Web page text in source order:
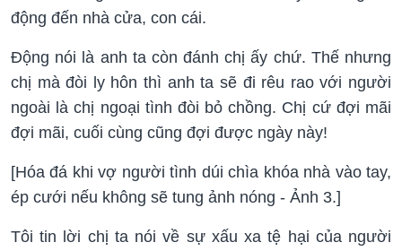
động đến nhà cửa, con cái.
Động nói là anh ta còn đánh chị ấy chứ. Thế nhưng
chị mà đòi ly hôn thì anh ta sẽ đi rêu rao với người
ngoài là chị ngoại tình đòi bỏ chồng. Chị cứ đợi mãi
đợi mãi, cuối cùng cũng đợi được ngày này!
[Hóa đá khi vợ người tình dúi chìa khóa nhà vào tay,
ép cưới nếu không sẽ tung ảnh nóng - Ảnh 3.]
Tôi tin lời chị ta nói về sự xấu xa tệ hại của người